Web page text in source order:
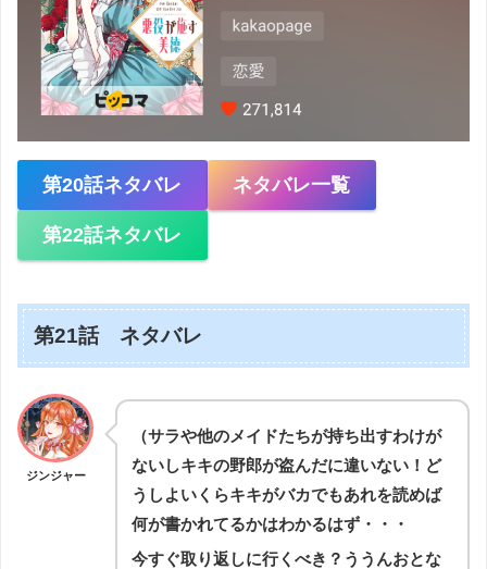
第20話ネタバレ ネタバレ一覧
第22話ネタバレ
第21話 ネタバレ
ジンジャー
（サラや他のメイドたちが持ち出すわけが
ないしキキの野郎が盗んだに違いない！ど
うしよいくらキキがバカでもあれを読めば
何が書かれてるかはわかるはず・・・
今すぐ取り返しに行くべき？ううんおとな